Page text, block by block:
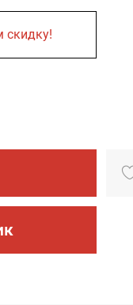
скидку!